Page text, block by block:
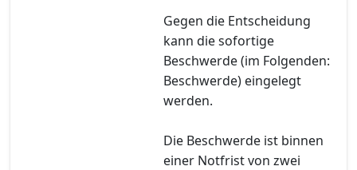
Gegen die Entscheidung
kann die sofortige
Beschwerde (im Folgenden:
Beschwerde) eingelegt
werden.
Die Beschwerde ist binnen
einer Notfrist von zwei